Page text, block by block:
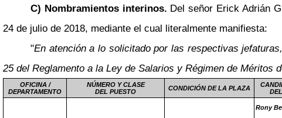
C) Nombramientos interinos. Del señor Erick Adrián
24 de julio de 2018, mediante el cual literalmente manifiesta:
"En atención a lo solicitado por las respectivas
25 del Reglamento a la Ley de Salarios y Régimen de Méritos
OFICINA /
DEPARTAMENTO
NÚMERO Y CLASE
DEL PUESTO
CONDICIÓN DE LA PLAZA
Rony